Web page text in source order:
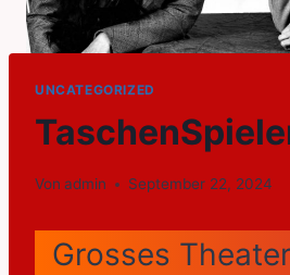
UNCATEGORIZED
Von admin September 22, 2024
Grosses